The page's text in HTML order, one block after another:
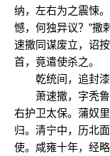
纳，左右为之震悚
憾，何独异议？”撒
速撒同谋废立，诏
首，竟遣使杀之。
乾统间，追封漆
萧速撒，字秃鲁
右护卫太保。蒲奴
归。清宁中，历北
使。咸雍十年，经